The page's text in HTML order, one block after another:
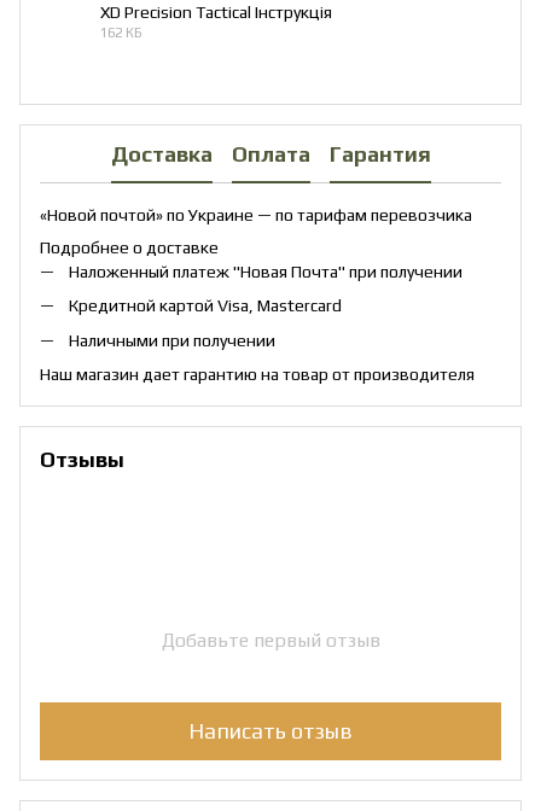
XD Precision Tactical Інструкція
162 КБ
Доставка Оплата Гарантия
«Новой почтой» по Украине — по тарифам перевозчика
Подробнее о доставке
Наложенный платеж "Новая Почта" при получении
Кредитной картой Visa, Mastercard
Наличными при получении
Наш магазин дает гарантию на товар от производителя
Отзывы
Добавьте первый отзыв
Написать отзыв